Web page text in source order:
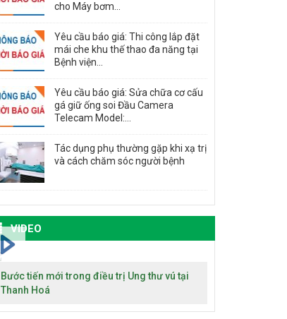
cho Máy bơm...
Yêu cầu báo giá: Thi công lắp đặt
mái che khu thế thao đa năng tại
Bệnh viện...
Yêu cầu báo giá: Sửa chữa cơ cấu
gá giữ ống soi Đầu Camera
Telecam Model:...
Tác dụng phụ thường gặp khi xạ trị
và cách chăm sóc người bệnh
VIDEO
Bước tiến mới trong điều trị Ung thư vú tại
Thanh Hoá